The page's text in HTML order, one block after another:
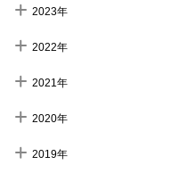
2023年
2022年
2021年
2020年
2019年